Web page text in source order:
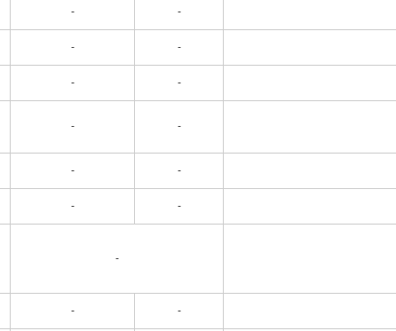
- -
- -
- -
- -
- -
- -
-
- -